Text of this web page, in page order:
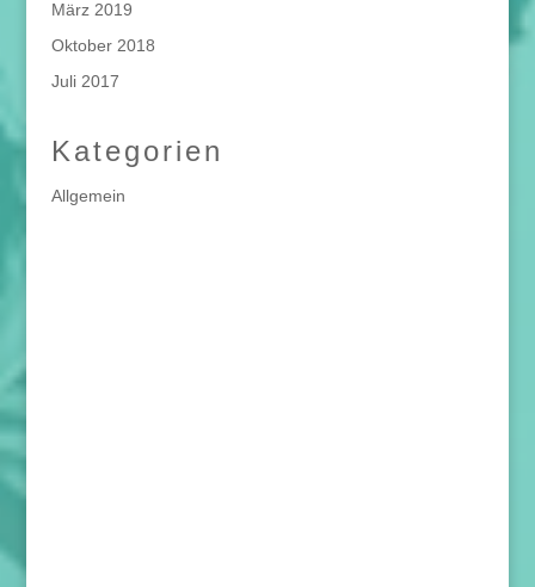
März 2019
Oktober 2018
Juli 2017
Kategorien
Allgemein